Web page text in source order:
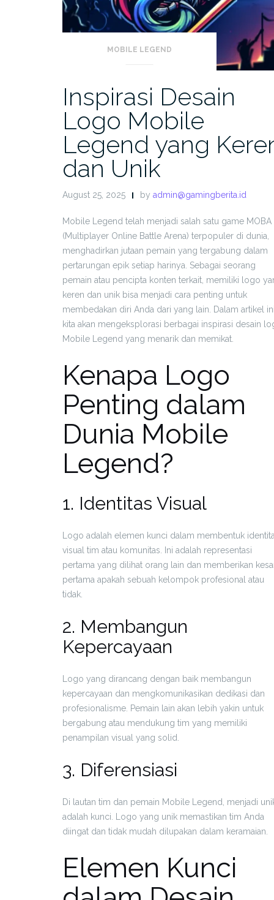
MOBILE LEGEND
Inspirasi Desain
Logo Mobile
Legend yang
dan Unik
August 25, 2025 by admin@gamingberita.id
Mobile Legend telah menjadi salah satu game MOBA
(Multiplayer Online Battle Arena) terpopuler di dunia,
menghadirkan jutaan pemain yang tergabung dalam
pertarungan epik setiap harinya. Sebagai seorang
pemain atau pencipta konten terkait, memiliki logo
keren dan unik bisa menjadi cara penting untuk
membedakan diri Anda dari yang lain. Dalam artikel ini,
kita akan mengeksplorasi berbagai inspirasi desain
Mobile Legend yang menarik dan memikat.
Kenapa Logo
Penting dalam
Dunia Mobile
Legend?
1. Identitas Visual
Logo adalah elemen kunci dalam membentuk
visual tim atau komunitas. Ini adalah representasi
pertama yang dilihat orang lain dan memberikan
pertama apakah sebuah kelompok profesional atau
tidak.
2. Membangun
Kepercayaan
Logo yang dirancang dengan baik membangun
kepercayaan dan mengkomunikasikan dedikasi dan
profesionalisme. Pemain lain akan lebih yakin untuk
bergabung atau mendukung tim yang memiliki
penampilan visual yang solid.
3. Diferensiasi
Di lautan tim dan pemain Mobile Legend, menjadi
adalah kunci. Logo yang unik memastikan tim Anda
diingat dan tidak mudah dilupakan dalam keramaian.
Elemen Kunci